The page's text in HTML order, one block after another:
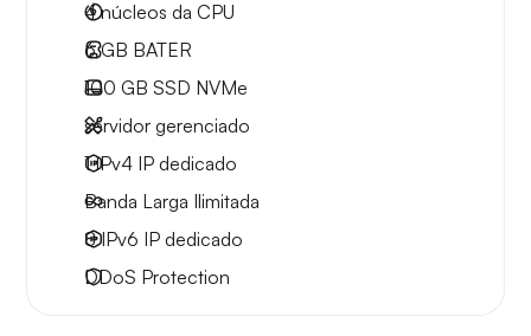
4núcleos da CPU
6 GB BATER
100 GB SSD NVMe
servidor gerenciado
1 IPv4 IP dedicado
Banda Larga Ilimitada
8 IPv6 IP dedicado
DDoS Protection